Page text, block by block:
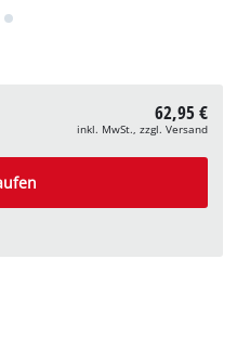
62,95 €
inkl. MwSt., zzgl. Versand